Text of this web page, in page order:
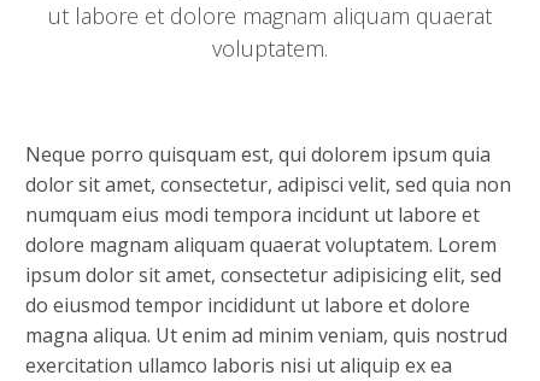
ut labore et dolore magnam aliquam quaerat
voluptatem.
Neque porro quisquam est, qui dolorem ipsum quia
dolor sit amet, consectetur, adipisci velit, sed quia non
numquam eius modi tempora incidunt ut labore et
dolore magnam aliquam quaerat voluptatem. Lorem
ipsum dolor sit amet, consectetur adipisicing elit, sed
do eiusmod tempor incididunt ut labore et dolore
magna aliqua. Ut enim ad minim veniam, quis nostrud
exercitation ullamco laboris nisi ut aliquip ex ea